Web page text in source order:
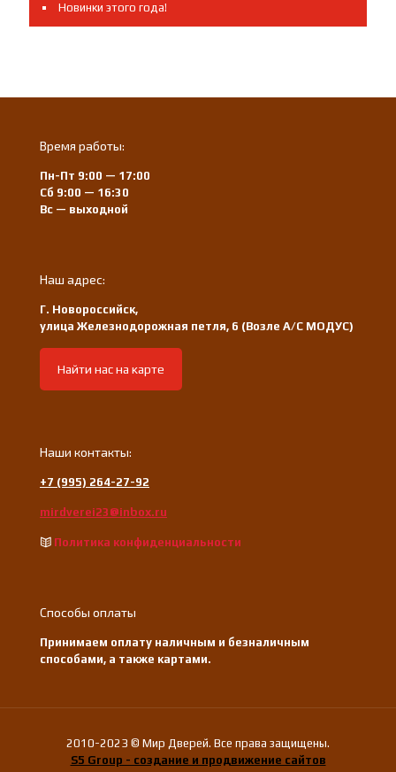
Новинки этого года!
Время работы:
Пн-Пт 9:00 — 17:00
Сб 9:00 — 16:30
Вс — выходной
Наш адрес:
Г. Новороссийск,
улица Железнодорожная петля, 6 (Возле А/С МОДУС)
Найти нас на карте
Наши контакты:
+7 (995) 264-27-92
mirdverei23@inbox.ru
Политика конфиденциальности
Способы оплаты
Принимаем оплату наличным и безналичным
способами, а также картами.
2010-2023 © Мир Дверей. Все права защищены.
S5 Group - создание и продвижение сайтов